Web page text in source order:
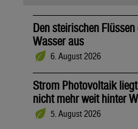
Den steirischen
Wasser aus
6. August 2026
Strom Photovoltaik liegt
nicht mehr weit hinter
5. August 2026